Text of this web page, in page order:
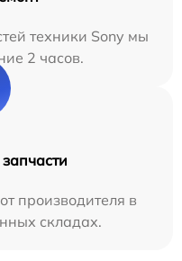
техники Sony мы
2 часов.
производителя в
складах.